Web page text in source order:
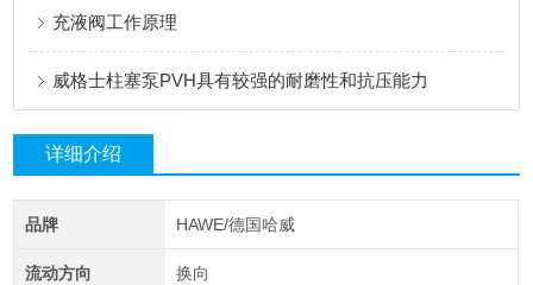
充液阀工作原理
威格士柱塞泵PVH具有较强的耐磨性和抗压能力
详细介绍
品牌 HAWE/德国哈威
流动方向 换向